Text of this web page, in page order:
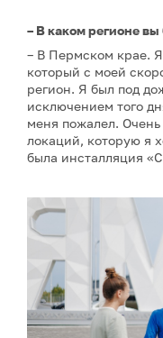
– В каком регионе
– В Пермском крае.
который с моей
регион. Я был под
исключением того
меня пожалел. Очень
локаций, которую я
была инсталляция